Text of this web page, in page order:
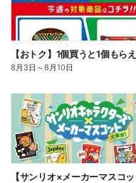
8月3日 ～8月10日